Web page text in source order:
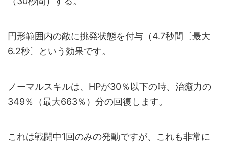
円形範囲内の敵に挑発状態を付与（4.7秒間〔最大
6.2秒〕という効果です。
ノーマルスキルは、HPが30％以下の時、治癒力の
349％（最大663％）分の回復します。
これは戦闘中1回のみの発動ですが、これも非常に